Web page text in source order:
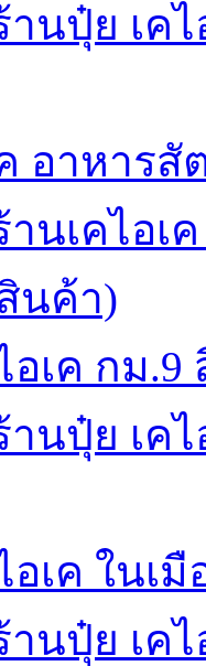
ร้านปุ๋ย เ
ค อาหาร
ร้านเคไ
นค้า)
อเค กม
านปุ๋ย เ
อเค ในเ
านปุ๋ย เค